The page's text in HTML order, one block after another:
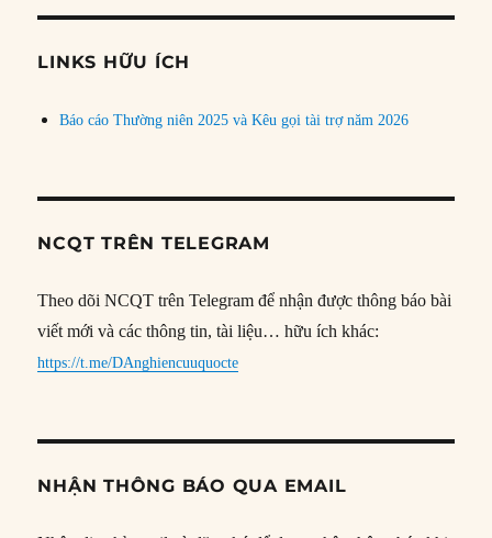
đề
LINKS HỮU ÍCH
Báo cáo Thường niên 2025 và Kêu gọi tài trợ năm 2026
NCQT TRÊN TELEGRAM
Theo dõi NCQT trên Telegram để nhận được thông báo bài
viết mới và các thông tin, tài liệu… hữu ích khác:
https://t.me/DAnghiencuuquocte
NHẬN THÔNG BÁO QUA EMAIL